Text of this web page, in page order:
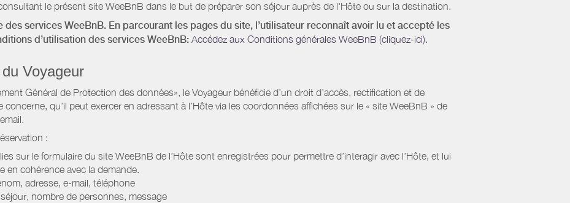
le présent site WeeBnB dans le but de préparer son séjour auprès de l'Hôte ou sur la destination.
services WeeBnB. En parcourant les pages du site, l’utilisateur reconnaît avoir lu et accepté les
d’utilisation des services WeeBnB: Accédez aux Conditions générales WeeBnB (cliquez-ici).
Voyageur
Général de Protection des données», le Voyageur bénéficie d’un droit d’accès, rectification et de
qu’il peut exercer en adressant à l’Hôte via les coordonnées affichées sur le « site WeeBnB » de
:
sur le formulaire du site WeeBnB de l’Hôte sont enregistrées pour permettre d’interagir avec l’Hôte, et lui
en cohérence avec la demande.
adresse, e-mail, téléphone
nombre de personnes, message